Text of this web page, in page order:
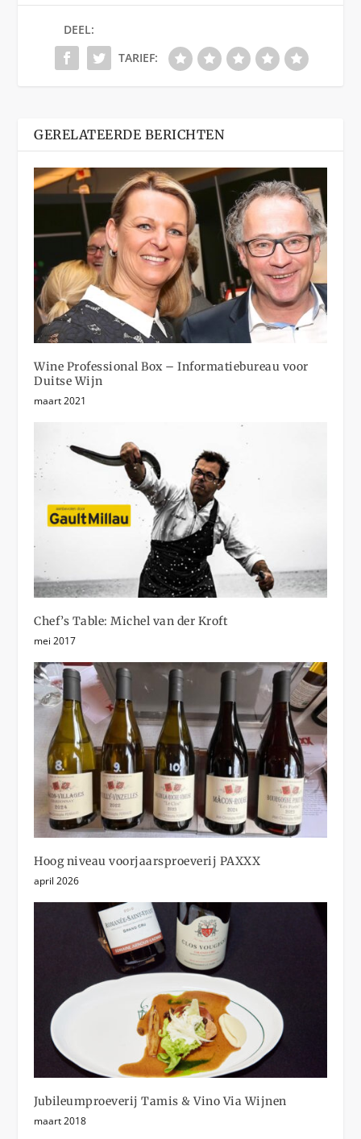
DEEL:
TARIEF:
GERELATEERDE BERICHTEN
Wine Professional Box – Informatiebureau voor
Duitse Wijn
maart 2021
Chef’s Table: Michel van der Kroft
mei 2017
Hoog niveau voorjaarsproeverij PAXXX
april 2026
Jubileumproeverij Tamis & Vino Via Wijnen
maart 2018